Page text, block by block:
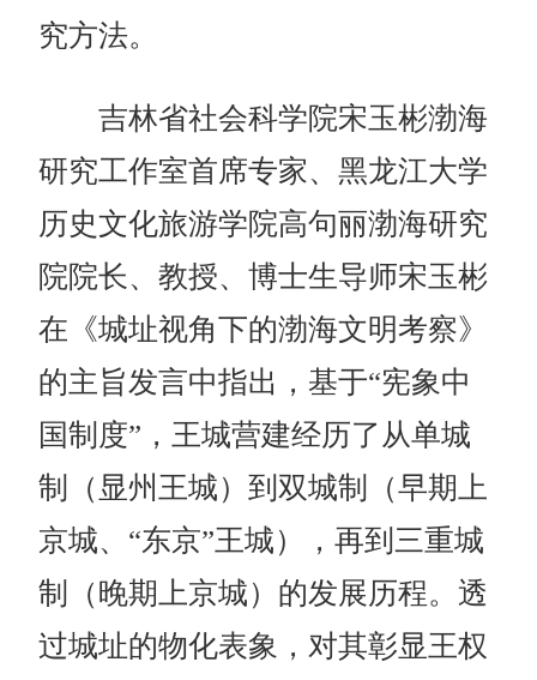
究方法。
吉林省社会科学院宋玉彬渤海
研究工作室首席专家、黑龙江大学
历史文化旅游学院高句丽渤海研究
院院长、教授、博士生导师宋玉彬
在《城址视角下的渤海文明考察》
的主旨发言中指出，基于“宪象中
国制度”，王城营建经历了从单城
制（显州王城）到双城制（早期上
京城、“东京”王城），再到三重城
制（晚期上京城）的发展历程。透
过城址的物化表象，对其彰显王权